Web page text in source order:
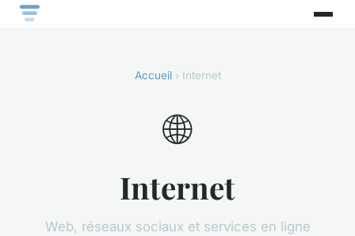
Accueil› Internet
🌐
Internet
Web, réseaux sociaux et services en ligne